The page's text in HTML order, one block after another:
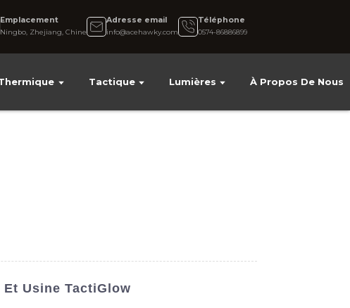
Emplacement
Ningbo, Zhejiang, Chine
Adresse email
info@acehawky.com
Téléphone
0574-86886899
Tactique Lumières À Propos De Nous
Usine TactiGlow